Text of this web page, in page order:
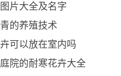
片大全及名字
的养殖技术
可以放在室内吗
院的耐寒花卉大全